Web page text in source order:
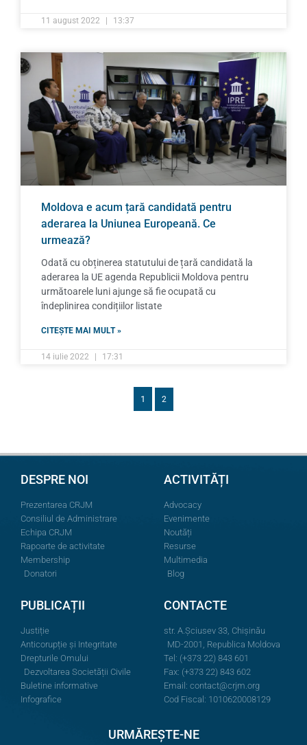
11 august 2022 13:37
Moldova e acum țară candidată pentru
aderarea la Uniunea Europeană. Ce
urmează?
Odată cu obținerea statutului de țară candidată la
aderarea la UE agenda Republicii Moldova pentru
următoarele luni ajunge să fie ocupată cu
îndeplinirea condițiilor listate
CITEȘTE MAI MULT »
14 iulie 2022 17:31
1 2
DESPRE NOI
Prezentarea CRJM
Consiliul de Administrare
Echipa CRJM
Rapoarte de activitate
Membership
Donatori
ACTIVITĂȚI
Advocacy
Evenimente
Noutăți
Resurse
Multimedia
Blog
PUBLICAȚII
Justiție
Anticorupție și Integritate
Drepturile Omului
Dezvoltarea Societății Civile
Buletine informative
Infografice
CONTACTE
str. A.Şciusev 33, Chișinău
MD-2001, Republica Moldova
Tel: (+373 22) 843 601
Fax: (+373 22) 843 602
Email: contact@crjm.org
Cod Fiscal: 1010620008129
URMĂREȘTE-NE